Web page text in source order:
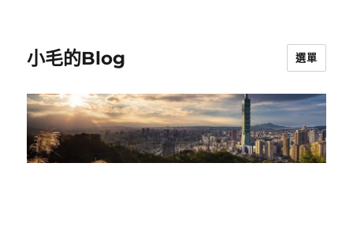
小毛的Blog 選單